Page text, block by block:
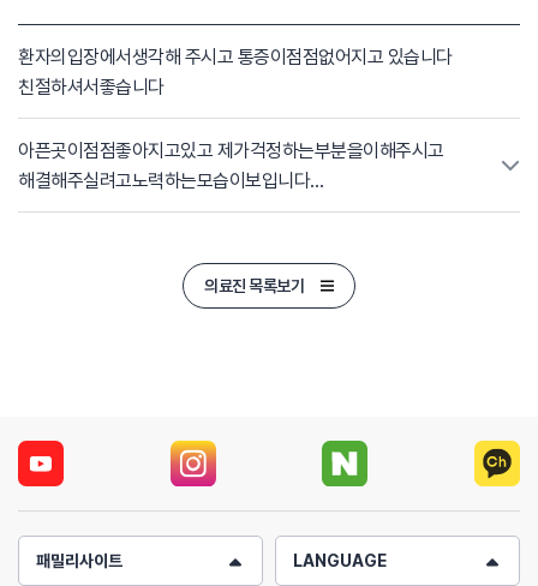
환자의입장에서생각해 주시고 통증이점점없어지고 있습니다
친절하셔서좋습니다
아픈곳이점점좋아지고있고 제가걱정하는부분을이해주시고
해결해주실려고노력하는모습이보입니다
환자입장에서생각해주셔셔 신뢰가갑니다
의료진 목록보기
패밀리사이트 LANGUAGE